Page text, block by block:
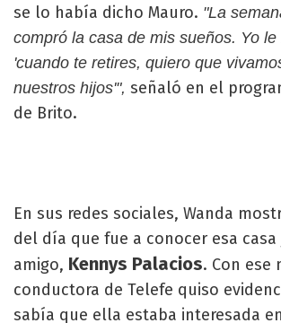
se lo había dicho Mauro. "La
compró la casa de mis sueños. Yo
'cuando te retires, quiero que
nuestros hijos'", señaló en el
de Brito.
En sus redes sociales, Wanda
del día que fue a conocer esa
amigo, Kennys Palacios. Con ese
conductora de Telefe quiso
sabía que ella estaba interesada